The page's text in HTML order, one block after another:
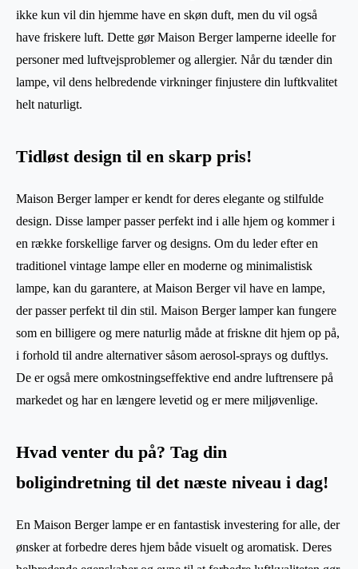
ikke kun vil din hjemme have en skøn duft, men du vil også
have friskere luft. Dette gør Maison Berger lamperne ideelle for
personer med luftvejsproblemer og allergier. Når du tænder din
lampe, vil dens helbredende virkninger finjustere din luftkvalitet
helt naturligt.
Tidløst design til en skarp pris!
Maison Berger lamper er kendt for deres elegante og stilfulde
design. Disse lamper passer perfekt ind i alle hjem og kommer i
en række forskellige farver og designs. Om du leder efter en
traditionel vintage lampe eller en moderne og minimalistisk
lampe, kan du garantere, at Maison Berger vil have en lampe,
der passer perfekt til din stil. Maison Berger lamper kan fungere
som en billigere og mere naturlig måde at friskne dit hjem op på,
i forhold til andre alternativer såsom aerosol-sprays og duftlys.
De er også mere omkostningseffektive end andre luftrensere på
markedet og har en længere levetid og er mere miljøvenlige.
Hvad venter du på? Tag din
boligindretning til det næste niveau i dag!
En Maison Berger lampe er en fantastisk investering for alle, der
ønsker at forbedre deres hjem både visuelt og aromatisk. Deres